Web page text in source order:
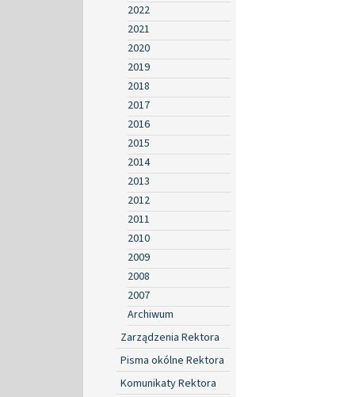
2022
2021
2020
2019
2018
2017
2016
2015
2014
2013
2012
2011
2010
2009
2008
2007
Archiwum
Zarządzenia Rektora
Pisma okólne Rektora
Komunikaty Rektora